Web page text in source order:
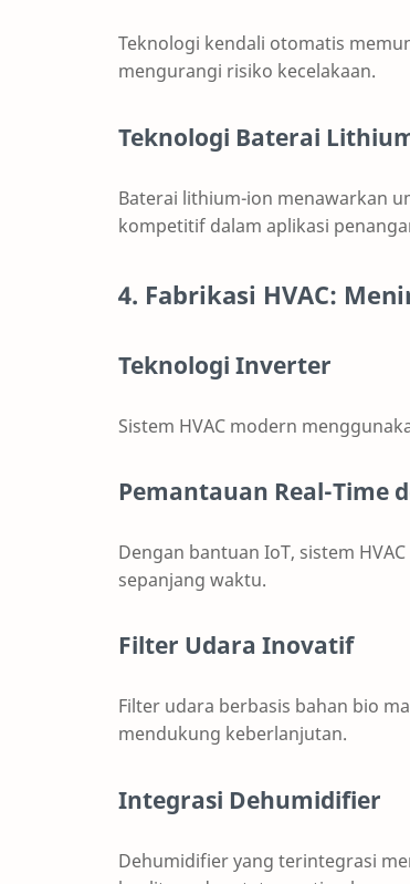
Teknologi kendali otomatis
mengurangi risiko kecelakaan.
Teknologi Baterai
Baterai lithium-ion menawarkan
kompetitif dalam aplikasi
4. Fabrikasi HVAC:
Teknologi Inverter
Sistem HVAC modern
Pemantauan Real-Time
Dengan bantuan IoT, sistem
sepanjang waktu.
Filter Udara Inovatif
Filter udara berbasis bahan bio
mendukung keberlanjutan.
Integrasi Dehumidifier
Dehumidifier yang terintegrasi